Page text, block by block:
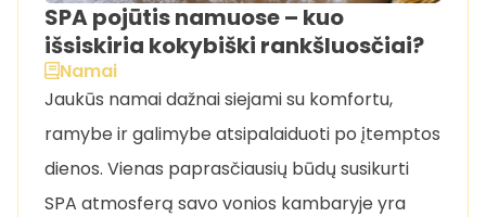
SPA pojūtis namuose – kuo
išsiskiria kokybiški rankšluosčiai?
Namai
Jaukūs namai dažnai siejami su komfortu,
ramybe ir galimybe atsipalaiduoti po įtemptos
dienos. Vienas paprasčiausių būdų susikurti
SPA atmosferą savo vonios kambaryje yra